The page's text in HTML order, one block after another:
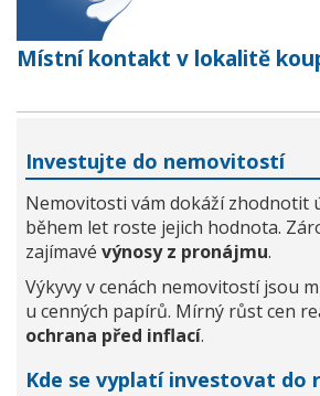
Místní kontakt v lokalitě
Investujte do nemovitostí
Nemovitosti vám dokáží zhodnotit
během let roste jejich hodnota.
zajímavé výnosy z pronájmu.
Výkyvy v cenách nemovitostí jsou
u cenných papírů. Mírný růst cen
ochrana před inflací.
Kde se vyplatí investovat do